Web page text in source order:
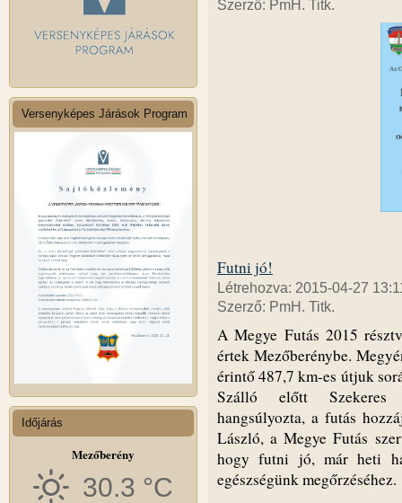
Versenyképes Járások Program
Időjárás
Mezőberény
30.3 °C
Szerző: PmH. Titk.
Futni jó!
Létrehozva: 2015-04-27
Szerző: PmH. Titk.
A Megye Futás 2015
értek Mezőberénybe.
érintő 487,7 km-es útjuk
Szálló előtt Szekeres
hangsúlyozta, a futás
László, a Megye Futás
hogy futni jó, már heti
egészségünk